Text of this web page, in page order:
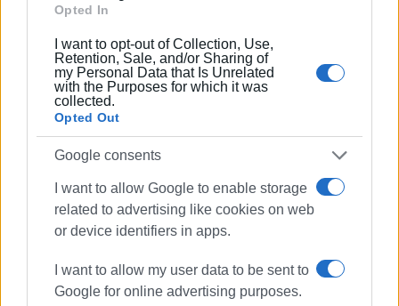
Opted In
I want to opt-out of Collection, Use,
Retention, Sale, and/or Sharing of
my Personal Data that Is Unrelated
with the Purposes for which it was
collected.
Opted Out
Google consents
I want to allow Google to enable storage
related to advertising like cookies on web
or device identifiers in apps.
I want to allow my user data to be sent to
Google for online advertising purposes.
συνθετικών ψυχοθεραπευτικών προσεγγίσεων, κατά
τις οποίες χρησιμοποιούνται ψυχαναλυτικές τεχνικές
για τη συνειδητή περιγραφή της πορείας από την
αθωότητα στην αυτογνωσία και συμπεριφορικές
και πράξης.
Εμφανίσεις: 1991